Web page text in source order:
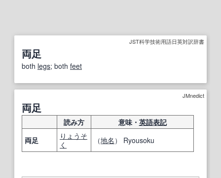
JST科学技術用語日英対訳辞書
両足
both legs; both feet
JMnedict
両足
読み方 意味・ 英語表記
両足
りょうそ
く
（地名 ） Ryousoku